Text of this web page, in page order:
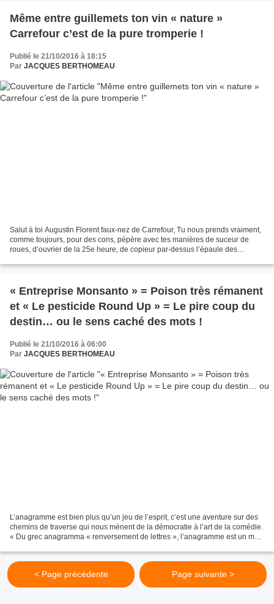
Même entre guillemets ton vin « nature »
Carrefour c’est de la pure tromperie !
Publié le 21/10/2016 à 18:15
Par JACQUES BERTHOMEAU
Salut à toi Augustin Florent faux-nez de Carrefour, Tu nous prends vraiment,
comme toujours, pour des cons, pépère avec tes manières de suceur de
roues, d’ouvrier de la 25e heure, de copieur par-dessus l’épaule des
« Entreprise Monsanto » = Poison très rémanent
et « Le pesticide Round Up » = Le pire coup du
destin… ou le sens caché des mots !
Publié le 21/10/2016 à 06:00
Par JACQUES BERTHOMEAU
L’anagramme est bien plus qu’un jeu de l’esprit, c’est une aventure sur des
chemins de traverse qui nous mènent de la démocratie à l’art de la comédie.
« Du grec anagramma « renversement de lettres », l’anagramme est un mot
< Page précédente Page suivante >